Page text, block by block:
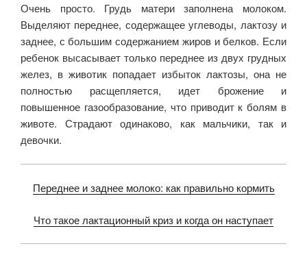
Очень просто. Грудь матери заполнена молоком.
Выделяют переднее, содержащее углеводы, лактозу и
заднее, с большим содержанием жиров и белков. Если
ребенок высасывает только переднее из двух грудных
желез, в животик попадает избыток лактозы, она не
полностью расщепляется, идет брожение и
повышенное газообразование, что приводит к болям в
животе. Страдают одинаково, как мальчики, так и
девочки.
Переднее и заднее молоко: как правильно кормить
Что такое лактационный криз и когда он наступает